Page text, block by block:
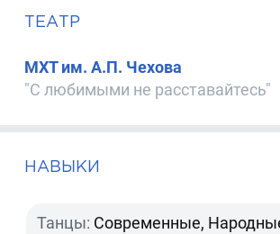
ТЕАТР
МХТ им. А.П. Чехова
"С любимыми не расставайтесь"
НАВЫКИ
Танцы: Современные,